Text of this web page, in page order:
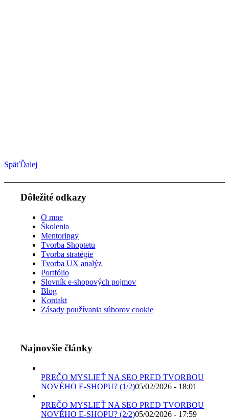
SpäťĎalej
Dôležité odkazy
O mne
Školenia
Mentoringy
Tvorba Shoptetu
Tvorba stratégie
Tvorba UX analýz
Portfólio
Slovník e-shopových pojmov
Blog
Kontakt
Zásady používania súborov cookie
Najnovšie články
PREČO MYSLIEŤ NA SEO PRED TVORBOU
NOVÉHO E-SHOPU? (1/2)05/02/2026 - 18:01
PREČO MYSLIEŤ NA SEO PRED TVORBOU
NOVÉHO E-SHOPU? (2/2)05/02/2026 - 17:59